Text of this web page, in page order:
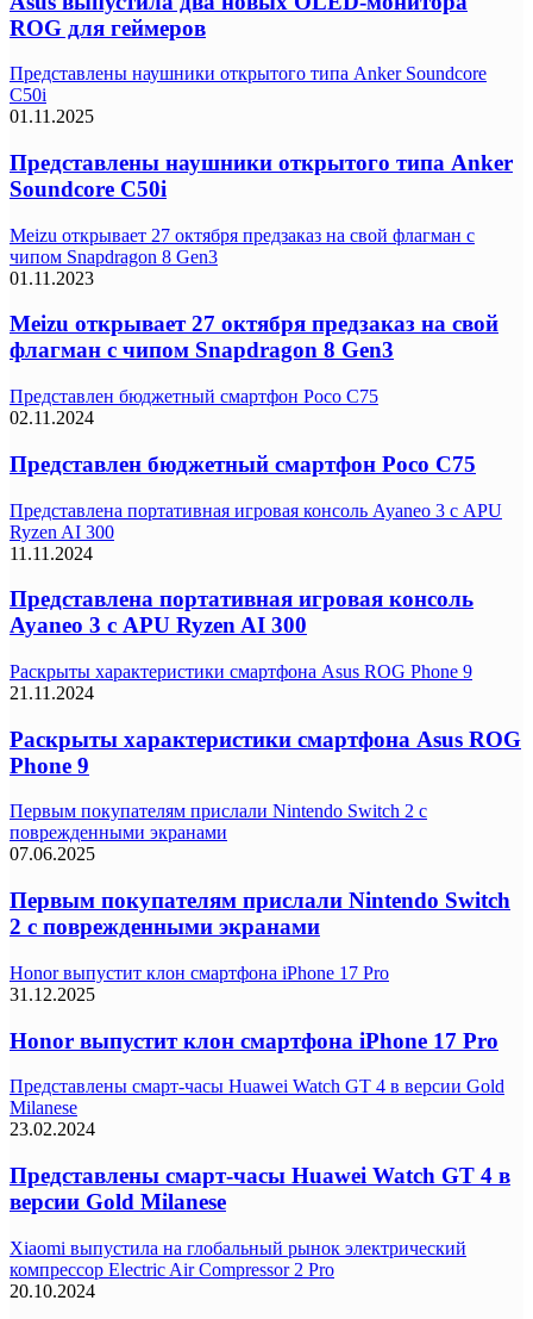
ROG для геймеров
Представлены наушники открытого типа Anker Soundcore
C50i
01.11.2025
Представлены наушники открытого типа Anker
Soundcore C50i
Meizu открывает 27 октября предзаказ на свой флагман с
чипом Snapdragon 8 Gen3
01.11.2023
Meizu открывает 27 октября предзаказ на свой
флагман с чипом Snapdragon 8 Gen3
Представлен бюджетный смартфон Poco C75
02.11.2024
Представлен бюджетный смартфон Poco C75
Представлена портативная игровая консоль Ayaneo 3 с APU
Ryzen AI 300
11.11.2024
Представлена портативная игровая консоль
Ayaneo 3 с APU Ryzen AI 300
Раскрыты характеристики смартфона Asus ROG Phone 9
21.11.2024
Раскрыты характеристики смартфона Asus ROG
Phone 9
Первым покупателям прислали Nintendo Switch 2 с
поврежденными экранами
07.06.2025
Первым покупателям прислали Nintendo Switch
2 с поврежденными экранами
Honor выпустит клон смартфона iPhone 17 Pro
31.12.2025
Honor выпустит клон смартфона iPhone 17 Pro
Представлены смарт-часы Huawei Watch GT 4 в версии Gold
Milanese
23.02.2024
Представлены смарт-часы Huawei Watch GT 4 в
версии Gold Milanese
Xiaomi выпустила на глобальный рынок электрический
компрессор Electric Air Compressor 2 Pro
20.10.2024